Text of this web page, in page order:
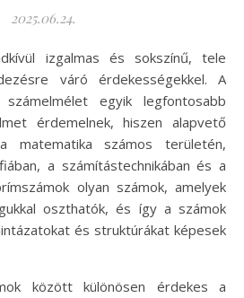
2025.06.24.
váró érdekességekkel. A
egyik legfontosabb
érdemelnek, hiszen alapvető
matematika számos területén,
a számítástechnikában és a
olyan számok, amelyek
oszthatók, és így a számok
és struktúrákat képesek
között különösen érdekes a